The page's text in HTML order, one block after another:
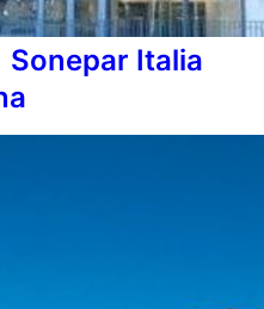
Sonepar Italia